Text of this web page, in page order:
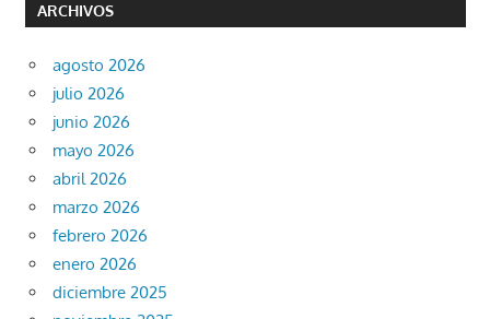
ARCHIVOS
agosto 2026
julio 2026
junio 2026
mayo 2026
abril 2026
marzo 2026
febrero 2026
enero 2026
diciembre 2025